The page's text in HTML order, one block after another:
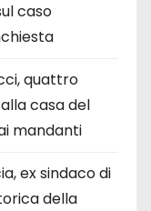
caso
quattro
casa del
mandanti
ex sindaco di
della